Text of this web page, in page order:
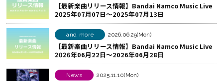
ェ
ア
す
る
【最新楽曲リリース情報】Bandai Namco Music Live
2025年07月07日～2025年07月13日
and more 2026.06.29(Mon)
【最新楽曲リリース情報】Bandai Namco Music Live
2026年06月22日～2026年06月28日
News 2025.11.10(Mon)